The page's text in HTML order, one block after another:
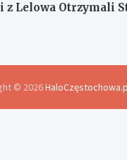
Lelowa Otrzymali
© 2026